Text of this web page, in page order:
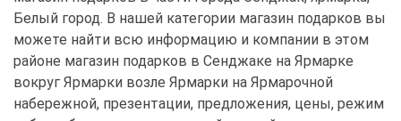
Белый город. В нашей категории магазин подарков вы
можете найти всю информацию и компании в этом
районе магазин подарков в Сенджаке на Ярмарке
вокруг Ярмарки возле Ярмарки на Ярмарочной
набережной, презентации, предложения, цены, режим